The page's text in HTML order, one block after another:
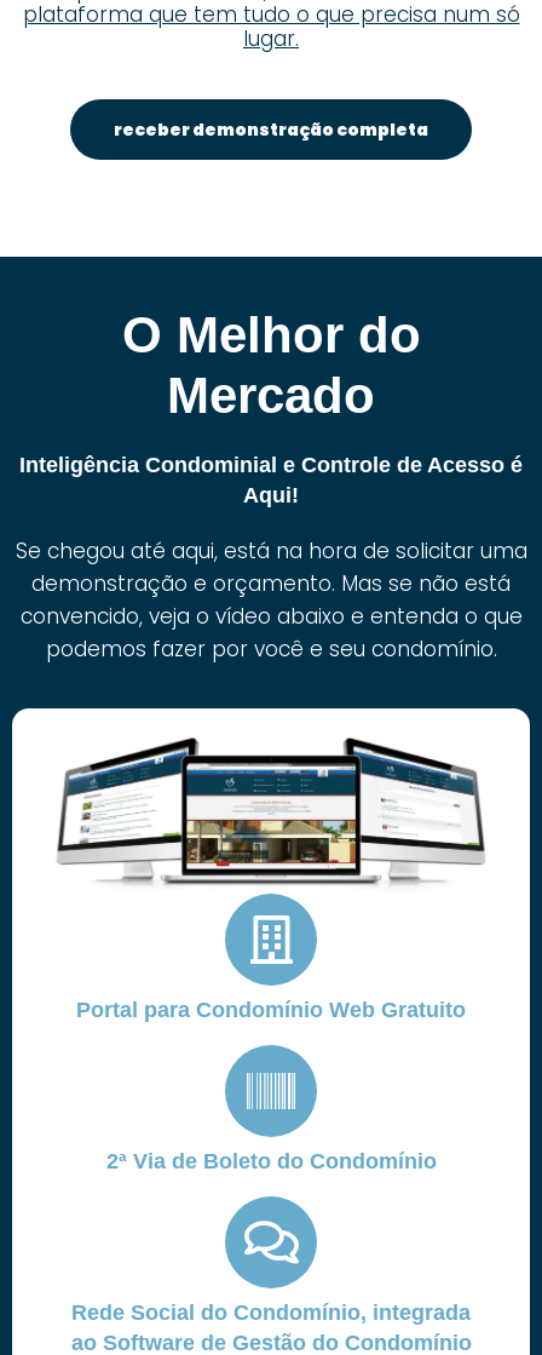
plataforma que tem tudo o que precisa num só
lugar.
receber demonstração completa
O Melhor do
Mercado
Inteligência Condominial e Controle de Acesso é
Aqui!
Se chegou até aqui, está na hora de solicitar uma
demonstração e orçamento. Mas se não está
convencido, veja o vídeo abaixo e entenda o que
podemos fazer por você e seu condomínio.
Portal para Condomínio Web Gratuito
2ª Via de Boleto do Condomínio
Rede Social do Condomínio, integrada
ao Software de Gestão do Condomínio